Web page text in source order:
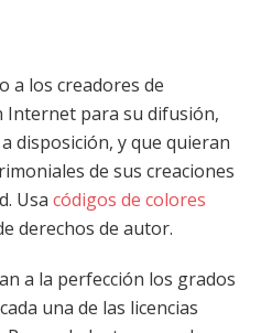
a los creadores de
Internet para su difusión,
disposición, y que quieran
de sus creaciones
Usa códigos de colores
derechos de autor.
a la perfección los grados
una de las licencias